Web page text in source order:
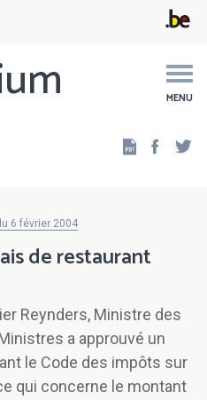
MENU
6 février 2004
de restaurant
Reynders, Ministre des
a approuvé un
le Code des impôts sur
qui concerne le montant